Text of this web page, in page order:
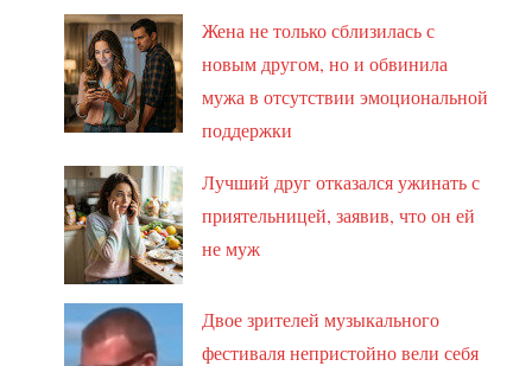
Жена не только сблизилась с
новым другом, но и обвинила
мужа в отсутствии эмоциональной
поддержки
Лучший друг отказался ужинать с
приятельницей, заявив, что он ей
не муж
Двое зрителей музыкального
фестиваля непристойно вели себя